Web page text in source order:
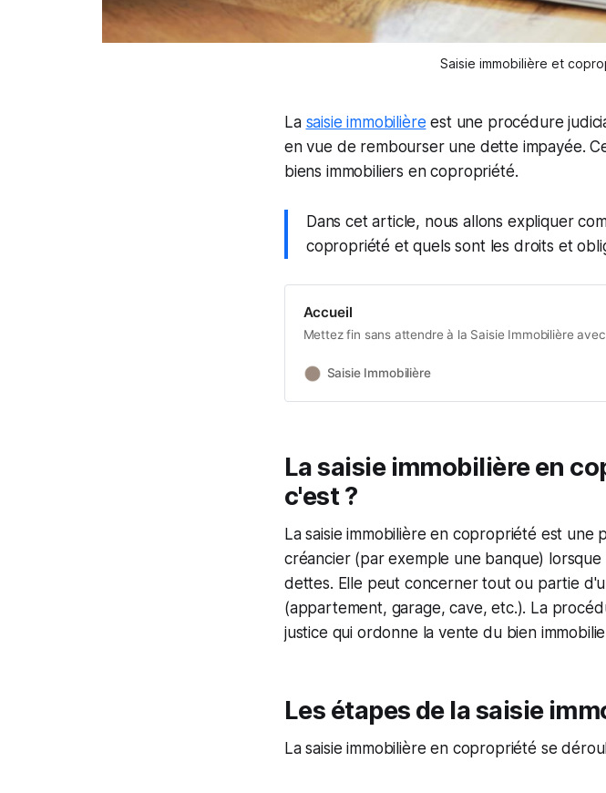
Saisie immobilière et
La saisie immobilière est une procédure
en vue de rembourser une dette impayée.
biens immobiliers en copropriété.
Dans cet article, nous allons expliquer
copropriété et quels sont les droits et
Accueil
Mettez fin sans attendre à la Saisie Immobilière
Saisie Immobilière
La saisie immobilière en
c'est ?
La saisie immobilière en copropriété est
créancier (par exemple une banque)
dettes. Elle peut concerner tout ou partie
(appartement, garage, cave, etc.). La
justice qui ordonne la vente du bien
Les étapes de la saisie
La saisie immobilière en copropriété se